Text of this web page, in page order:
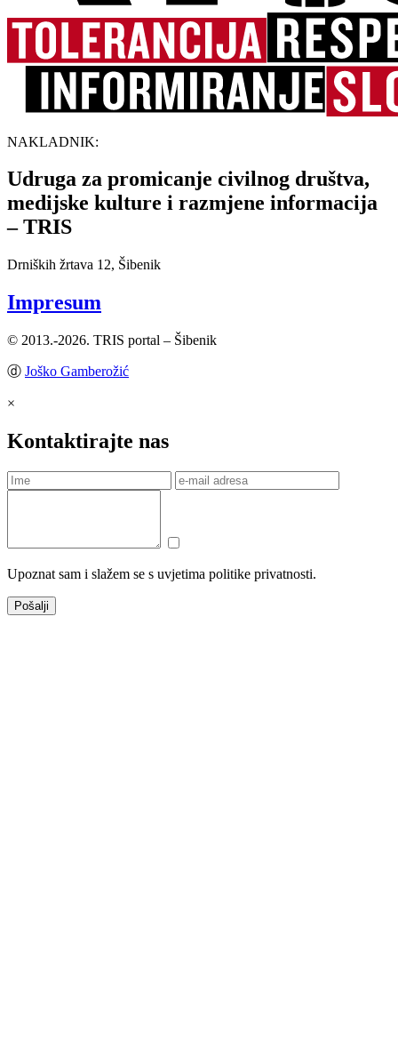
NAKLADNIK:
Udruga za promicanje civilnog društva,
medijske kulture i razmjene informacija
– TRIS
Drniških žrtava 12, Šibenik
Impresum
© 2013.-2026. TRIS portal – Šibenik
ⓓ Joško Gamberožić
×
Kontaktirajte nas
Upoznat sam i slažem se s uvjetima politike privatnosti.
Pošalji